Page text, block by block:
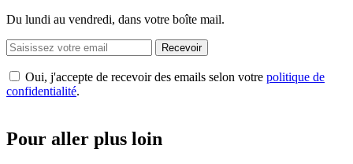
Du lundi au vendredi, dans votre boîte mail.
Recevoir
Oui, j'accepte de recevoir des emails selon votre politique de
confidentialité.
Pour aller plus loin